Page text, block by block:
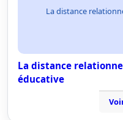
La distance
La distance
éducative